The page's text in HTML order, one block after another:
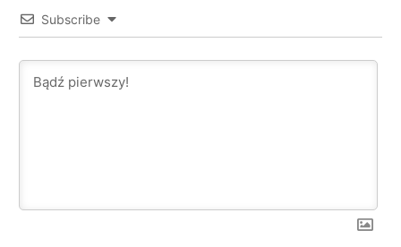
Subscribe